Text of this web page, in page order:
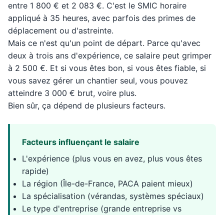
entre 1 800 € et 2 083 €. C'est le SMIC horaire
appliqué à 35 heures, avec parfois des primes de
déplacement ou d'astreinte.
Mais ce n'est qu'un point de départ. Parce qu'avec
deux à trois ans d'expérience, ce salaire peut grimper
à 2 500 €. Et si vous êtes bon, si vous êtes fiable, si
vous savez gérer un chantier seul, vous pouvez
atteindre 3 000 € brut, voire plus.
Bien sûr, ça dépend de plusieurs facteurs.
Facteurs influençant le salaire
L'expérience (plus vous en avez, plus vous êtes
rapide)
La région (Île-de-France, PACA paient mieux)
La spécialisation (vérandas, systèmes spéciaux)
Le type d'entreprise (grande entreprise vs